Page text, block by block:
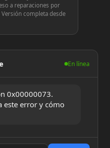
a reparaciones por
completa desde
En línea
0x00000073.
este error y cómo